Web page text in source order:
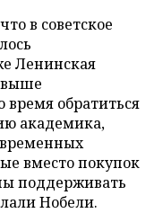
в советское
Ленинская
выше
время обратиться
академика,
вместо покупок
поддерживать
Нобели.